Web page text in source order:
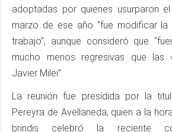
adoptadas por quienes usurparon
marzo de ese año “fue modificar
trabajo”, aunque consideró que
mucho menos regresivas que las
Javier Milei”.
La reunión fue presidida por la
Pereyra de Avellaneda, quien a la
brindis celebró la reciente